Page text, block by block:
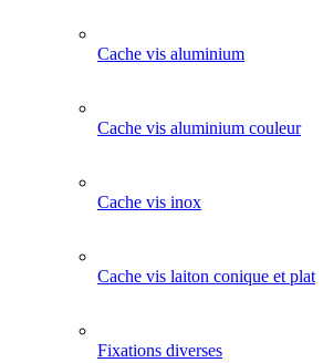
Cache vis aluminium
Cache vis aluminium couleur
Cache vis inox
Cache vis laiton conique et plat
Fixations diverses